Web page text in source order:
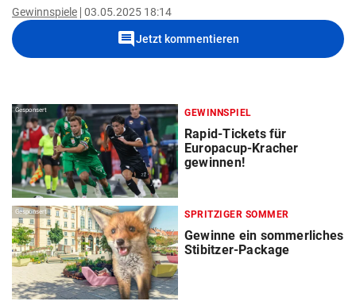
Gewinnspiele 03.05.2025 18:14
commentJetzt kommentieren
Gesponsert GEWINNSPIEL
Rapid-Tickets für
Europacup-Kracher
gewinnen!
Gesponsert SPRITZIGER SOMMER
Gewinne ein sommerliches
Stibitzer-Package